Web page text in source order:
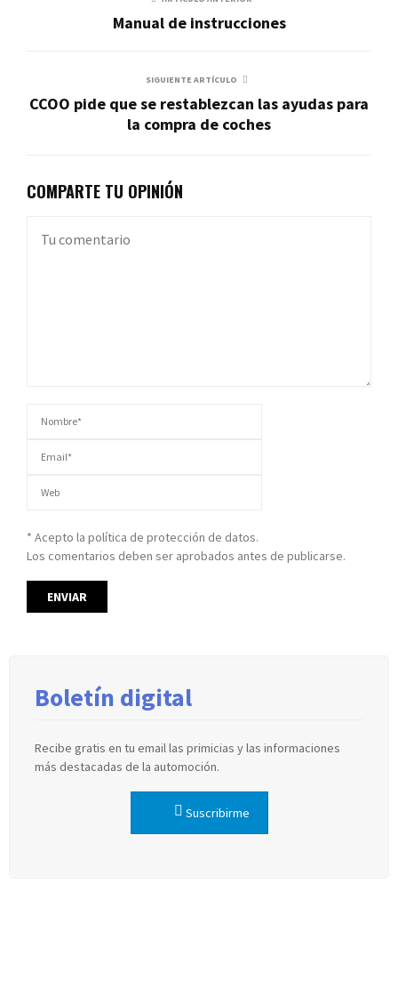
Manual de instrucciones
SIGUIENTE ARTÍCULO
CCOO pide que se restablezcan las ayudas para
la compra de coches
COMPARTE TU OPINIÓN
* Acepto la política de protección de datos.
Los comentarios deben ser aprobados antes de publicarse.
Boletín digital
Recibe gratis en tu email las primicias y las informaciones
más destacadas de la automoción.
Suscribirme